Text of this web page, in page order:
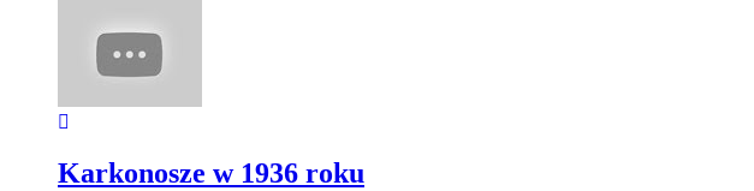
Karkonosze w 1936 roku